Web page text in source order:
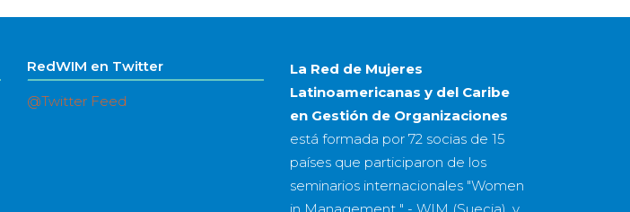
año
RedWIM en Twitter
@Twitter Feed
La Red de Mujeres
Latinoamericanas y del Caribe
en Gestión de Organizaciones
está formada por 72 sociasde 15
paísesque participaron de los
seminarios internacionales "Women